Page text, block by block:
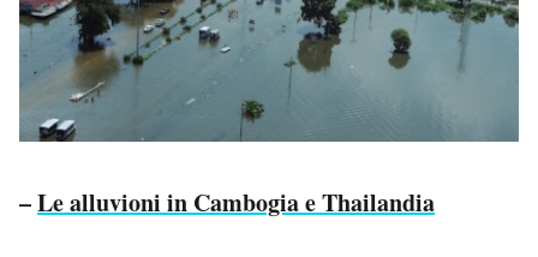
–Le alluvioni in Cambogia e Thailandia